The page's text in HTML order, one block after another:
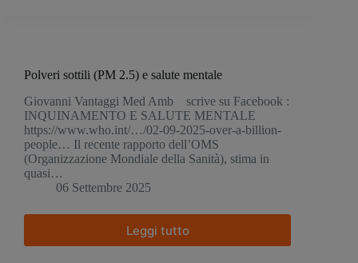
Polveri sottili (PM 2.5) e salute mentale
Giovanni Vantaggi Med Amb scrive su Facebook :
INQUINAMENTO E SALUTE MENTALE
https://www.who.int/…/02-09-2025-over-a-billion-
people… Il recente rapporto dell’OMS
(Organizzazione Mondiale della Sanità), stima in
quasi…
06 Settembre 2025
Leggi tutto
Polveri